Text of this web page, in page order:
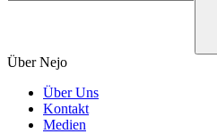
Über Nejo
Über Uns
Kontakt
Medien